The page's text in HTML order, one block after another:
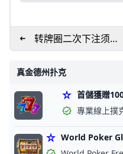
转牌圈二次下注须考
虑的六个因素
真金德州扑克
首儲獲贈
專業線上撲
World Poker